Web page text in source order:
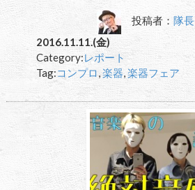
投稿者： 隊
2016.11.11.(金)
Category:レポート
Tag:コンプロ,楽器,楽器フェア